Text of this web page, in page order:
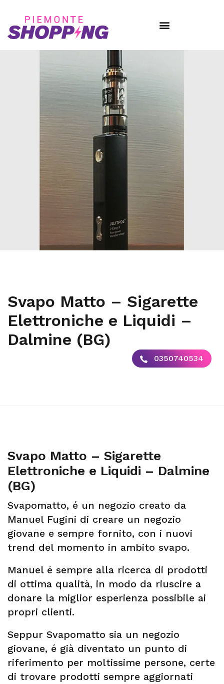
Svapo Matto – Sigarette
Elettroniche e Liquidi –
Dalmine (BG)
0350740534
Svapo Matto – Sigarette
Elettroniche e Liquidi – Dalmine
(BG)
Svapomatto, é un negozio creato da
Manuel Fugini di creare un negozio
giovane e sempre fornito, con i nuovi
trend del momento in ambito svapo.
Manuel é sempre alla ricerca di prodotti
di ottima qualità, in modo da riuscire a
donare la miglior esperienza possibile ai
propri clienti.
Seppur Svapomatto sia un negozio
giovane, é già diventato un punto di
riferimento per moltissime persone, certe
di trovare prodotti sempre aggiornati